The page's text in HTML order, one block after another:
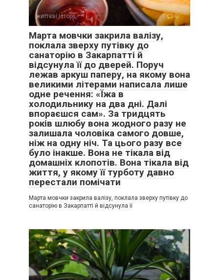
життєві історії 0
Марта мовчки закрила валізу,
поклала зверху путівку до
санаторію в Закарпатті й
відсунула її до дверей. Поруч
лежав аркуш паперу, на якому вона
великими літерами написала лише
одне речення: «Їжа в
холодильнику на два дні. Далі
впораєшся сам». За тридцять
років шлюбу вона жодного разу не
залишала чоловіка самого довше,
ніж на одну ніч. Та цього разу все
було інакше. Вона не тікала від
домашніх клопотів. Вона тікала від
життя, у якому її турботу давно
перестали помічати
Марта мовчки закрила валізу, поклала зверху путівку до
санаторію в Закарпатті й відсунула її